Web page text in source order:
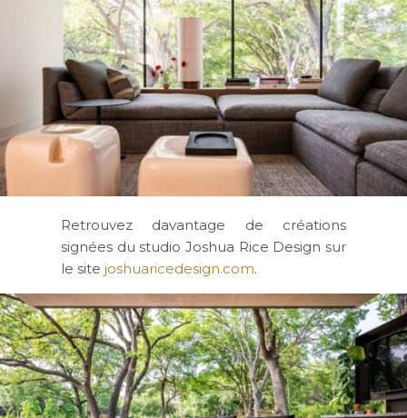
Retrouvez davantage de créations
signées du studio Joshua Rice Design sur
le sitejoshuaricedesign.com.